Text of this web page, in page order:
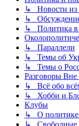
↳ Новости
↳
↳ Политика в
↳ Параллели
↳ Темы об
↳ Темы о
Разговоры
↳ Всё обо
↳ Хобби и
Клубы
↳ О политике